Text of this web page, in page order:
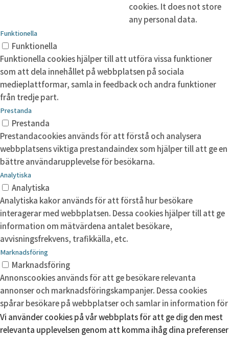
Vi använder cookies på vår webbplats för att ge dig den mest
relevanta upplevelsen genom att komma ihåg dina preferenser
cookies. It does not store
any personal data.
Funktionella
Funktionella
Funktionella cookies hjälper till att utföra vissa funktioner
som att dela innehållet på webbplatsen på sociala
medieplattformar, samla in feedback och andra funktioner
från tredje part.
Prestanda
Prestanda
Prestandacookies används för att förstå och analysera
webbplatsens viktiga prestandaindex som hjälper till att ge en
bättre användarupplevelse för besökarna.
Analytiska
Analytiska
Analytiska kakor används för att förstå hur besökare
interagerar med webbplatsen. Dessa cookies hjälper till att ge
information om mätvärdena antalet besökare,
avvisningsfrekvens, trafikkälla, etc.
Marknadsföring
Marknadsföring
Annonscookies används för att ge besökare relevanta
annonser och marknadsföringskampanjer. Dessa cookies
spårar besökare på webbplatser och samlar in information för
att tillhandahålla anpassade annonser.
Okategoriserade